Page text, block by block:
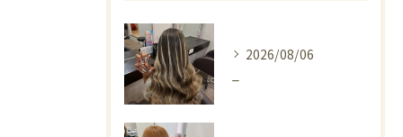
2026/08/06